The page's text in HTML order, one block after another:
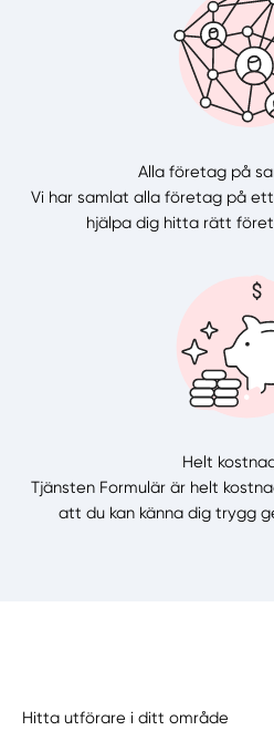
Alla företag på
Vi har samlat alla företag på
hjälpa dig hitta rätt
Helt
Tjänsten Formulär är helt
att du kan känna dig trygg
Hitta utförare i ditt område